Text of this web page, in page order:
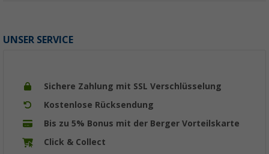
UNSER SERVICE
Sichere Zahlung mit SSL Verschlüsselung
Kostenlose Rücksendung
Bis zu 5% Bonus mit der Berger Vorteilskarte
Click & Collect